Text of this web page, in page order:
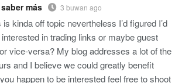
más 3 buwan ago
kinda off topic nevertheless I’d figured I’d
in trading links or maybe guest
vice-versa? My blog addresses a lot of the
and I believe we could greatly benefit
happen to be interested feel free to shoot